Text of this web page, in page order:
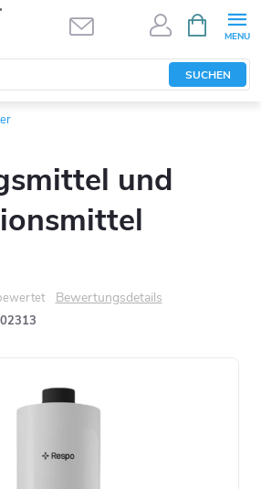
SUCHEN
und
Bewertungsdetails